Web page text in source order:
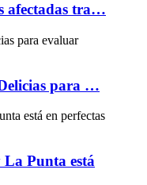
afectadas tra…
para …
Punta está